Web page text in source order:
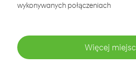
wykonywanych połączeniach
Więcej miejsc